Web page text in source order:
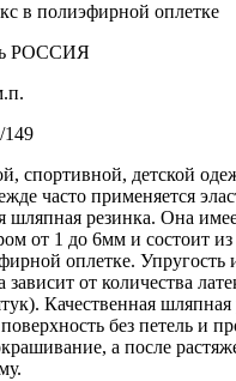
в полиэфирной оплетке
РОССИЯ
149
спортивной, детской
часто применяется
шляпная резинка. Она
от 1 до 6мм и состоит
оплетке. Упругость
от количества
Качественная
без петель и
а после